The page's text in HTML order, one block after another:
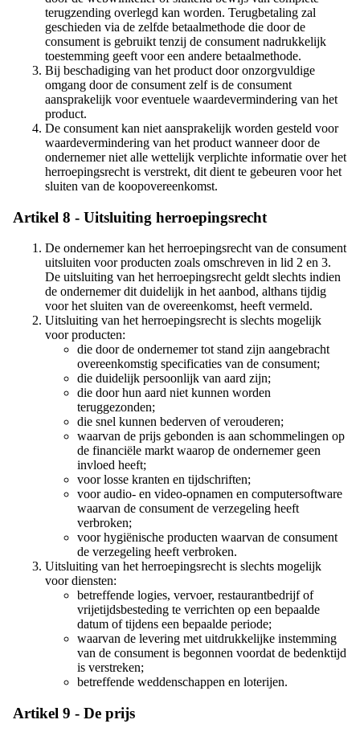
terugzending overlegd kan worden. Terugbetaling zal
geschieden via de zelfde betaalmethode die door de
consument is gebruikt tenzij de consument nadrukkelijk
toestemming geeft voor een andere betaalmethode.
Bij beschadiging van het product door onzorgvuldige
omgang door de consument zelf is de consument
aansprakelijk voor eventuele waardevermindering van het
product.
De consument kan niet aansprakelijk worden gesteld voor
waardevermindering van het product wanneer door de
ondernemer niet alle wettelijk verplichte informatie over het
herroepingsrecht is verstrekt, dit dient te gebeuren voor het
sluiten van de koopovereenkomst.
Artikel 8 - Uitsluiting herroepingsrecht
De ondernemer kan het herroepingsrecht van de consument
uitsluiten voor producten zoals omschreven in lid 2 en 3.
De uitsluiting van het herroepingsrecht geldt slechts indien
de ondernemer dit duidelijk in het aanbod, althans tijdig
voor het sluiten van de overeenkomst, heeft vermeld.
Uitsluiting van het herroepingsrecht is slechts mogelijk
voor producten:
die door de ondernemer tot stand zijn aangebracht
overeenkomstig specificaties van de consument;
die duidelijk persoonlijk van aard zijn;
die door hun aard niet kunnen worden
teruggezonden;
die snel kunnen bederven of verouderen;
waarvan de prijs gebonden is aan schommelingen op
de financiële markt waarop de ondernemer geen
invloed heeft;
voor losse kranten en tijdschriften;
voor audio- en video-opnamen en computersoftware
waarvan de consument de verzegeling heeft
verbroken;
voor hygiënische producten waarvan de consument
de verzegeling heeft verbroken.
Uitsluiting van het herroepingsrecht is slechts mogelijk
voor diensten:
betreffende logies, vervoer, restaurantbedrijf of
vrijetijdsbesteding te verrichten op een bepaalde
datum of tijdens een bepaalde periode;
waarvan de levering met uitdrukkelijke instemming
van de consument is begonnen voordat de bedenktijd
is verstreken;
betreffende weddenschappen en loterijen.
Artikel 9 - De prijs